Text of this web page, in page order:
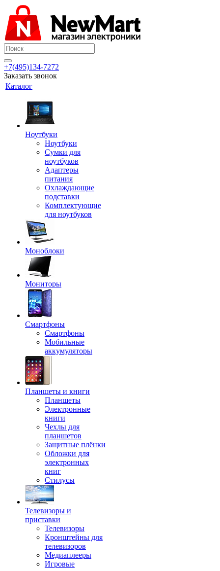
+7(495)134-7272
Заказать звонок
Каталог
Ноутбуки
Ноутбуки
Сумки для
ноутбуков
Адаптеры
питания
Охлаждающие
подставки
Комплектующие
для ноутбуков
Моноблоки
Мониторы
Смартфоны
Смартфоны
Мобильные
аккумуляторы
Планшеты и книги
Планшеты
Электронные
книги
Чехлы для
планшетов
Защитные плёнки
Обложки для
электронных
книг
Стилусы
Телевизоры и
приставки
Телевизоры
Кронштейны для
телевизоров
Медиаплееры
Игровые